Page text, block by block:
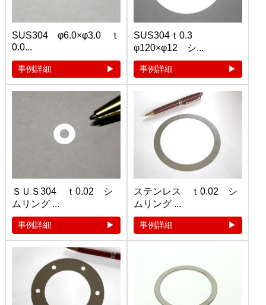
SUS304 φ6.0×φ3.0 ｔ
0.0...
事例詳細
SUS304ｔ0.3
φ120×φ12 シ...
事例詳細
ＳＵＳ304 ｔ0.02 シ
ムリング ...
事例詳細
ステンレス ｔ0.02 シ
ムリング ...
事例詳細